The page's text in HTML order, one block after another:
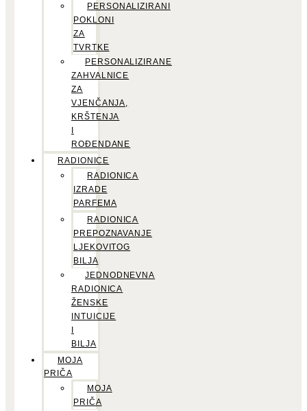
PERSONALIZIRANI
POKLONI
ZA
TVRTKE
PERSONALIZIRANE
ZAHVALNICE
ZA
VJENČANJA,
KRŠTENJA
ROĐENDANE
RADIONICE
RADIONICA
IZRADE
PARFEMA
RADIONICA
PREPOZNAVANJE
LJEKOVITOG
BILJA
JEDNODNEVNA
RADIONICA
ŽENSKE
INTUICIJE
BILJA
MOJA
PRIČA
MOJA
PRIČA